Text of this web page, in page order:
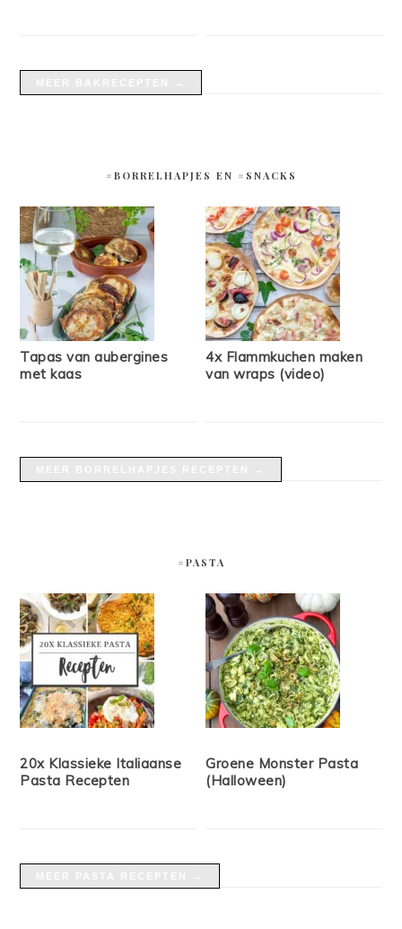
#BORRELHAPJES EN #SNACKS
Tapas van aubergines
met kaas
4x Flammkuchen maken
van wraps (video)
#PASTA
20x Klassieke Italiaanse
Pasta Recepten
Groene Monster Pasta
(Halloween)